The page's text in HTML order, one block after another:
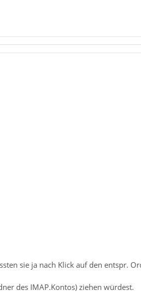
sie ja nach Klick auf den entspr.
des IMAP.Kontos) ziehen würdest.